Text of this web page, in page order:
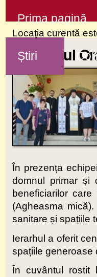
la
conţinut
Sari
la
navigare
Prima pagină
Știri
Locaţia curentă
Chiriarhul
În prezența
domnul primar și
beneficiarilor
(Agheasma
sanitare și spațiile
Ierarhul a oferit
spațiile generoase
În cuvântul rostit